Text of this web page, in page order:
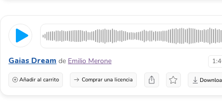
Gaias Dream de Emilio Merone
Añadir al carrito Comprar una licencia